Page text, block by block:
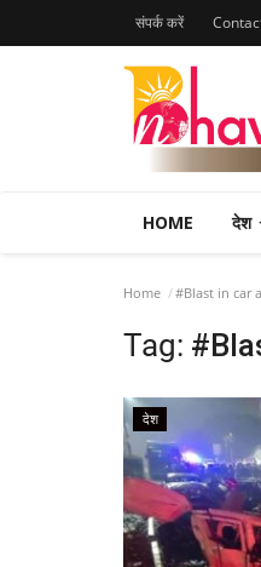
संपर्क करें
HOME देश
Home #Blast in car
Tag:
देश